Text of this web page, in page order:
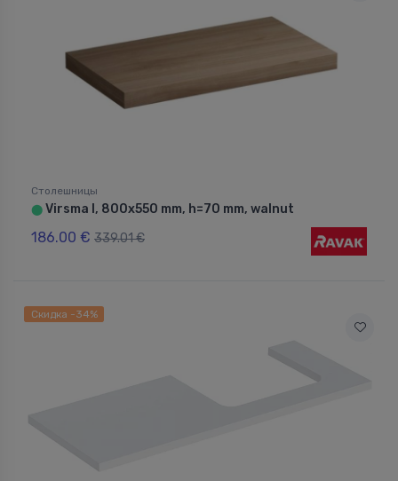
Столешницы
⬤ Virsma I, 800x550 mm, h=70 mm, walnut
186.00 € 339.01 €
Скидка -34%